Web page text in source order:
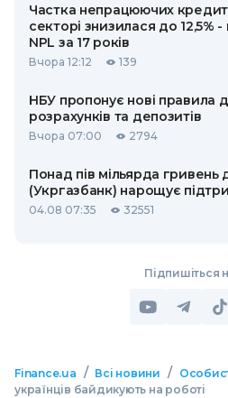
Частка непрацюючих
секторі знизилася до 12,5%
NPL за 17 років
Вчора 12:12 139
НБУ пропонує нові правила
розрахунків та депозитів
Вчора 07:00 2794
Понад пів мільярда гривень
(Укргазбанк) нарощує
04.08 07:35 32551
Підпишіться
Finance.ua / Всі новини /
українців байдикують на роботі